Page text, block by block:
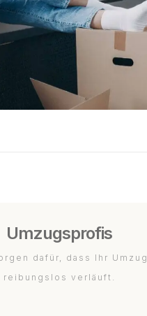
Umzugsprofis
dafür, dass Ihr Umzug
reibungslos verläuft.